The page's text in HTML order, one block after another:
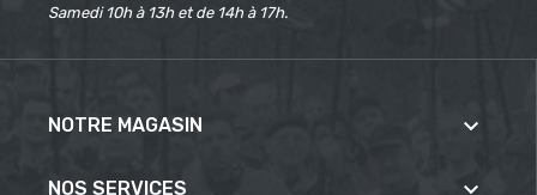
Samedi 10h à 13h et de 14h à 17h.
NOTRE MAGASIN 
NOS SERVICES